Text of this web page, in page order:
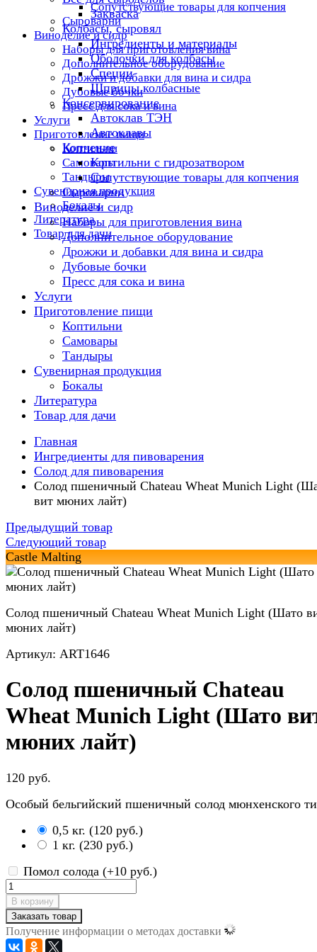
Сопутствующие товары для копчения
Сыроварни
Виноделие и сидр
Наборы для приготовления вина
Дополнительное оборудование
Дрожжи и добавки для вина и сидра
Дубовые бочки
Пресс для сока и вина
Услуги
Приготовление пищи
Коптильни
Самовары
Тандыры
Сувенирная продукция
Бокалы
Литература
Товар для дачи
Закваска
Колбасы, сыровял
Ингредиенты и материалы
Оболочки для колбасы
Специи
Шприцы колбасные
Консервирование
Автоклав ТЭН
Автоклавы
Копчение
Коптильни с гидрозатвором
Сопутствующие товары для копчения
Сыроварни
Виноделие и сидр
Наборы для приготовления вина
Дополнительное оборудование
Дрожжи и добавки для вина и сидра
Дубовые бочки
Пресс для сока и вина
Услуги
Приготовление пищи
Коптильни
Самовары
Тандыры
Сувенирная продукция
Бокалы
Литература
Товар для дачи
Главная
Ингредиенты для пивоварения
Солод для пивоварения
Солод пшеничный Chateau Wheat Munich Light
вит мюних лайт)
Предыдущий товар
Следующий товар
Castle Malting
Солод пшеничный Chateau Wheat Munich Light (Шато
мюних лайт)
Артикул: ART1646
Солод пшеничный Chateau
Wheat Munich Light (Шато
мюних лайт)
120 руб.
Особый бельгийский пшеничный солод мюнхенского
0,5 кг. (120 руб.)
1 кг. (230 руб.)
Помол солода (+10 руб.)
В корзину
Заказать товар
Получение информации о методах доставки